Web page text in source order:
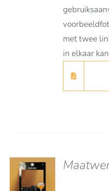
met twee
in elkaar